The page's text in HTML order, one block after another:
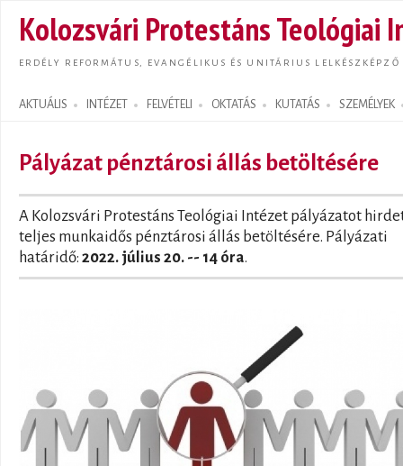
Kolozsvári Protestáns Teológiai
ERDÉLY REFORMÁTUS, EVANGÉLIKUS ÉS UNITÁRIUS LELKÉSZKÉPZŐ
AKTUÁLIS INTÉZET FELVÉTELI OKTATÁS KUTATÁS SZEMÉLYEK
Search form
Pályázat pénztárosi állás betöltésére
A Kolozsvári Protestáns Teológiai Intézet pályázatot
teljes munkaidős pénztárosi állás betöltésére. Pályázati
határidő: 2022. július 20. -- 14 óra.